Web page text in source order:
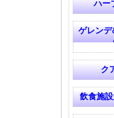
ハー
ゲレン
ク
飲食施